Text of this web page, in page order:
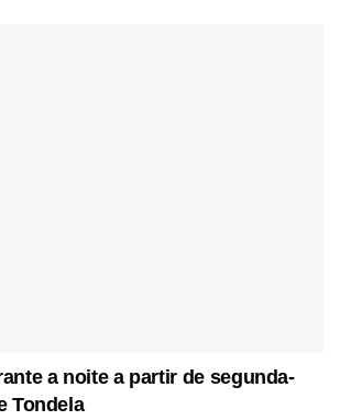
a noite a partir de segunda-
Tondela